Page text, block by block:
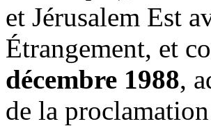
et Jérusalem Est
Étrangement, et
décembre 1988,
de la